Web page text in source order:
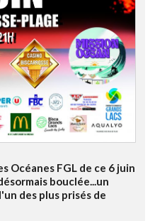
Océanes FGL de ce 6 juin
bouclée...un
des plus prisés de